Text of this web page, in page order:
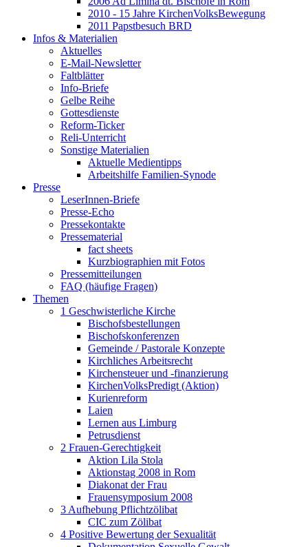
2010 - 15 Jahre KirchenVolksBewegung
2011 Papstbesuch BRD
Infos & Materialien
Aktuelles
E-Mail-Newsletter
Faltblätter
Info-Briefe
Gelbe Reihe
Gottesdienste
Reform-Ticker
Reli-Unterricht
Sonstige Materialien
Aktuelle Medientipps
Arbeitshilfe Familien-Synode
Presse
LeserInnen-Briefe
Presse-Echo
Pressekontakte
Pressematerial
fact sheets
Kurzbiographien mit Fotos
Pressemitteilungen
FAQ (häufige Fragen)
Themen
1 Geschwisterliche Kirche
Bischofsbestellungen
Bischofskonferenzen
Gemeinde / Pastorale Konzepte
Kirchliches Arbeitsrecht
Kirchensteuer und -finanzierung
KirchenVolksPredigt (Aktion)
Kurienreform
Laien
Lernen aus Limburg
Petrusdienst
2 Frauen-Gerechtigkeit
Aktion Lila Stola
Aktionstag 2008 in Rom
Diakonat der Frau
Frauensymposium 2008
3 Aufhebung Pflichtzölibat
CIC zum Zölibat
4 Positive Bewertung der Sexualität